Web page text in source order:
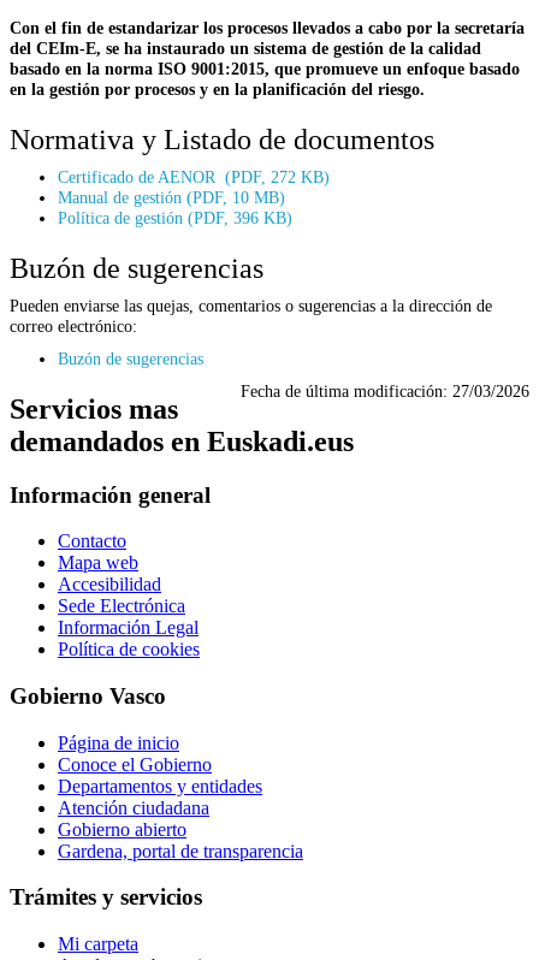
Con el fin de estandarizar los procesos llevados a cabo por la secretaría
del CEIm-E, se ha instaurado un sistema de gestión de la calidad
basado en la norma ISO 9001:2015, que promueve un enfoque basado
en la gestión por procesos y en la planificación del riesgo.
Normativa y Listado de documentos
Certificado de AENOR (PDF, 272 KB)
Manual de gestión (PDF, 10 MB)
Política de gestión (PDF, 396 KB)
Buzón de sugerencias
Pueden enviarse las quejas, comentarios o sugerencias a la dirección de
correo electrónico:
Buzón de sugerencias
Fecha de última modificación: 27/03/2026
Servicios mas
demandados en Euskadi.eus
Información general
Contacto
Mapa web
Accesibilidad
Sede Electrónica
Información Legal
Política de cookies
Gobierno Vasco
Página de inicio
Conoce el Gobierno
Departamentos y entidades
Atención ciudadana
Gobierno abierto
Gardena, portal de transparencia
Trámites y servicios
Mi carpeta